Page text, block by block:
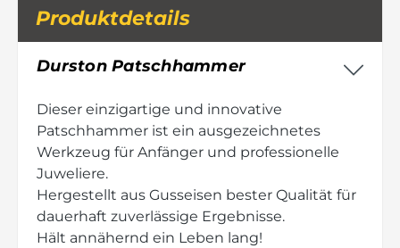
Produktdetails
Durston Patschhammer
Dieser einzigartige und innovative
Patschhammer ist ein ausgezeichnetes
Werkzeug für Anfänger und professionelle
Juweliere.
Hergestellt aus Gusseisen bester Qualität für
dauerhaft zuverlässige Ergebnisse.
Hält annähernd ein Leben lang!